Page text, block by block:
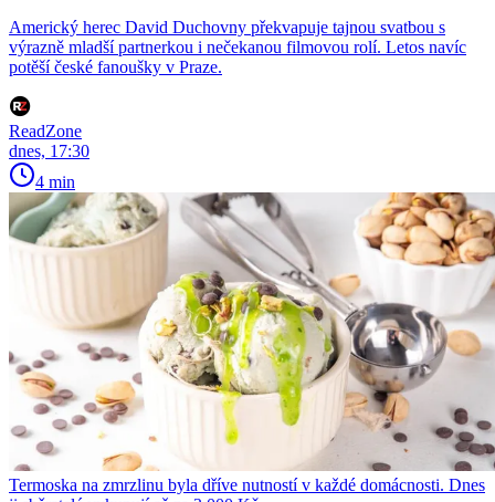
Americký herec David Duchovny překvapuje tajnou svatbou s
výrazně mladší partnerkou i nečekanou filmovou rolí. Letos navíc
potěší české fanoušky v Praze.
ReadZone
dnes, 17:30
4 min
Termoska na zmrzlinu byla dříve nutností v každé domácnosti. Dnes